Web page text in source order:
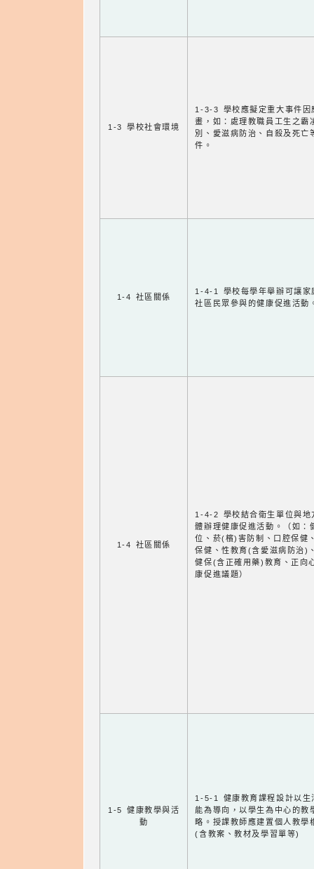
1-3 學校社會環境
1-3-3 學校應擬定重大事件因
畫，如：處理教職員工生之霸
別、愛滋病防治、自殺及死亡
件。
1-4 社區關係
1-4-1 學校每學年舉辦可讓家
社區民眾參與的健康促進活動
1-4 社區關係
1-4-2 學校結合衛生單位與地
體辦理健康促進活動。（如：
位、菸(檳)害防制、口腔保健
保健、性教育(含愛滋病防治)
健保(含正確用藥)教育、正向
康促進議題）
1-5 健康教學與活
動
1-5-1 健康教育課程設計以生
能為導向，以學生為中心的教
略。授課教師應建置個人教學
(含教案、教材及學習單等)